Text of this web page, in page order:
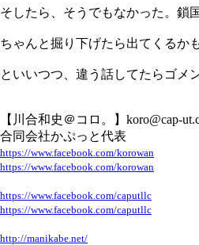
そしたら、そうでもなかった。鎖
ちゃんと掘り下げたら出てくるか
といいつつ、違う話してたらゴメ
【川合和史＠コロ。】koro@cap-
合同会社かぷっと代表
https://www.facebook.com/korowan
https://www.facebook.com/korowan
https://www.facebook.com/caputllc
https://www.facebook.com/caputllc
http://manikabe.net/